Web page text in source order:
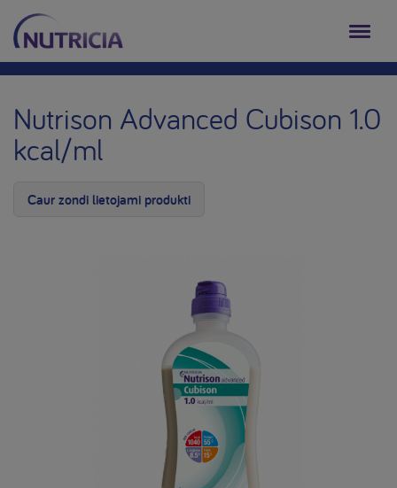
Nutrison Advanced Cubison 1.0
kcal/ml
Caur zondi lietojami produkti